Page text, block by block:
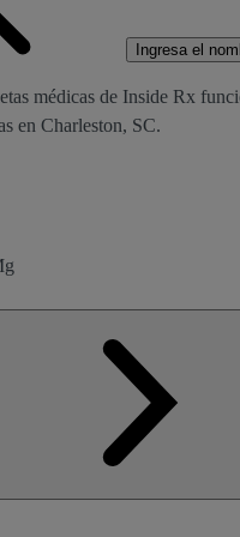
Ingresa el
médicas de Inside Rx
en Charleston, SC.